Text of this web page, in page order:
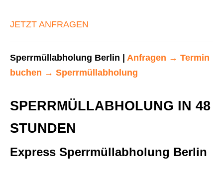
JETZT ANFRAGEN
Sperrmüllabholung Berlin | Anfragen → Termin
buchen → Sperrmüllabholung
SPERRMÜLLABHOLUNG IN 48
STUNDEN
Express Sperrmüllabholung Berlin